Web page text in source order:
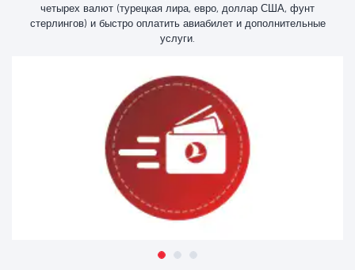
четырех валют (турецкая лира, евро, доллар США, фунт
стерлингов) и быстро оплатить авиабилет и дополнительные
услуги.